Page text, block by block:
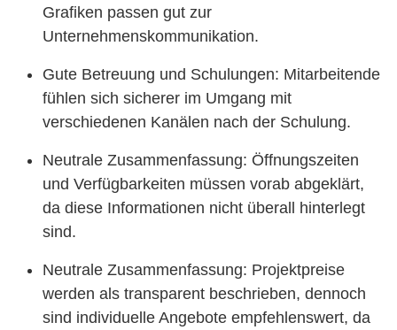
Grafiken passen gut zur
Unternehmenskommunikation.
Gute Betreuung und Schulungen: Mitarbeitende
fühlen sich sicherer im Umgang mit
verschiedenen Kanälen nach der Schulung.
Neutrale Zusammenfassung: Öffnungszeiten
und Verfügbarkeiten müssen vorab abgeklärt,
da diese Informationen nicht überall hinterlegt
sind.
Neutrale Zusammenfassung: Projektpreise
werden als transparent beschrieben, dennoch
sind individuelle Angebote empfehlenswert, da